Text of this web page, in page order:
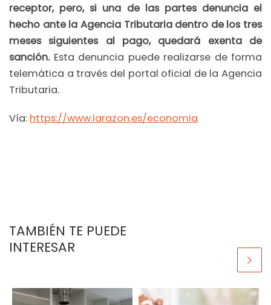
receptor, pero, si una de las partes denuncia el
hecho ante la Agencia Tributaria dentro de los tres
meses siguientes al pago, quedará exenta de
sanción. Esta denuncia puede realizarse de forma
telemática a través del portal oficial de la Agencia
Tributaria.
Vía: https://www.larazon.es/economia
TAMBIÉN TE PUEDE
INTERESAR